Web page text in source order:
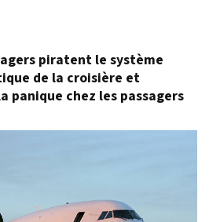
piratent le système
de la croisière et
panique chez les passagers